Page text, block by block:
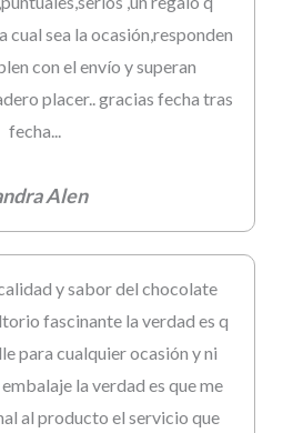
cual sea la ocasión,responden
con el envío y superan
placer.. gracias fecha tras
fecha...
Alen
y sabor del chocolate
fascinante la verdad es q
para cualquier ocasión y ni
la verdad es que me
al producto el servicio que